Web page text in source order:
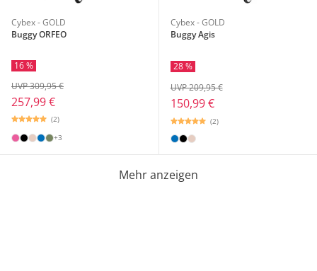
Cybex - GOLD
Buggy ORFEO
16 %
257,99 €
UVP 309,95 €
(2)
+3
Cybex - GOLD
Buggy Agis
28 %
150,99 €
UVP 209,95 €
(2)
Mehr anzeigen